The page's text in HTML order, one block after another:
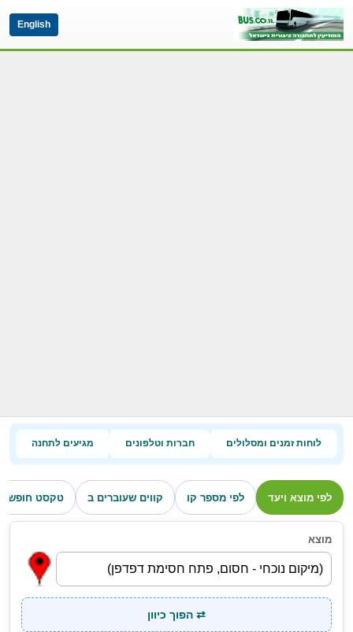
English
לוחות זמנים ומסלולים חברות וטלפונים מגיעים לתחנה
לפי מוצא ויעד לפי מספר קו קווים שעוברים ב טקסט חופשי
מוצא
⇄ הפוך כיוון